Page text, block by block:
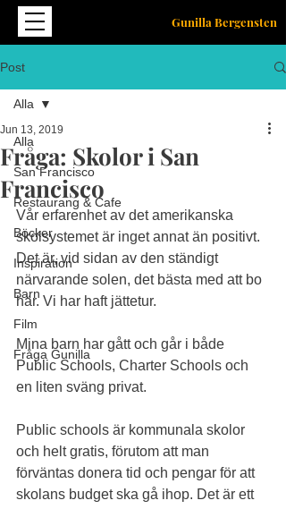
Gunilla Bergensten
Post
Alla
San Francisco
Restaurang & Cafe
Böcker
Inspiration
Barn
Film
Fråga Gunilla
Alla
Fråga: Skolor i San
Francisco
Jun 13, 2019
Vår erfarenhet av det amerikanska
skolsystemet är inget annat än positivt.
Det är, vid sidan av den ständigt
närvarande solen, det bästa med att bo
här. Vi har haft jättetur.
Mina barn har gått och går i både
Public Schools, Charter Schools och
en liten sväng privat.
Public schools är kommunala skolor
och helt gratis, förutom att man
förväntas donera tid och pengar för att
skolans budget ska gå ihop. Det är ett